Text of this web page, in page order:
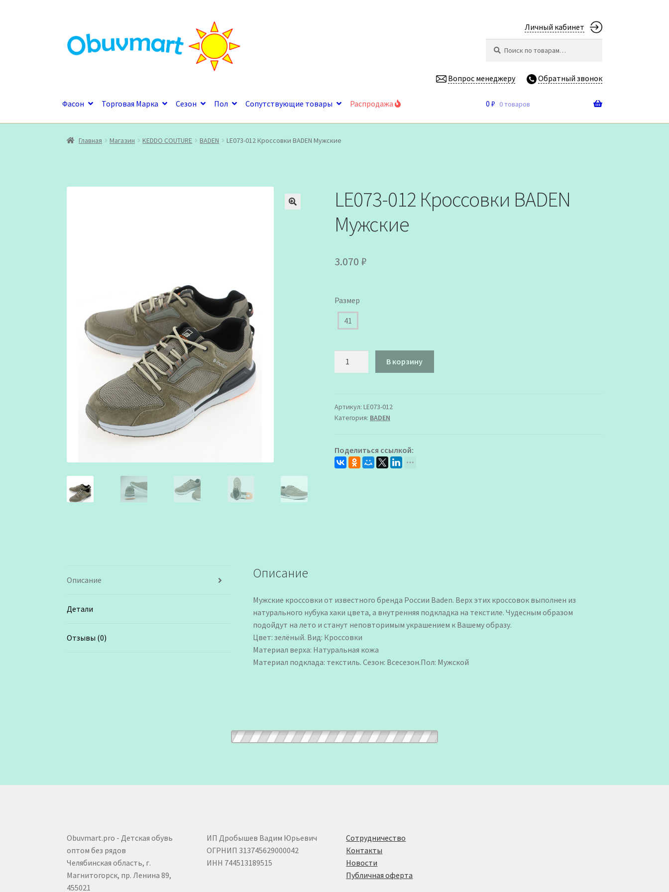
к
навигации
к
содержимому
Личный кабинет
Вопрос менеджеру Обратный звонок
Фасон Торговая Марка Сезон Пол Сопутствующие товары Распродажа 0 ₽ 0 товаров
Главная Магазин KEDDO COUTURE BADEN LE073-012 Кроссовки BADEN Мужские
LE073-012 Кроссовки BADEN
Мужские
3.070 ₽
Размер
41
Кроссовки
BADEN
В корзину
Артикул: LE073-012
Категория: BADEN
Поделиться ссылкой:
Описание
Детали
Отзывы (0)
Описание
Мужские кроссовки от известного бренда России Baden. Верх этих кроссовок выполнен из
натурального нубука хаки цвета, а внутренняя подкладка на текстиле. Чудесным образом
подойдут на лето и станут неповторимым украшением к Вашему образу.
Цвет: зелёный. Вид: Кроссовки
Материал верха: Натуральная кожа
Материал подклада: текстиль. Сезон: Всесезон.Пол: Мужской
Obuvmart.pro - Детская обувь
оптом без рядов
Челябинская область, г.
Магнитогорск, пр. Ленина 89,
455021
ИП Дробышев Вадим Юрьевич
ОГРНИП 313745629000042
ИНН 744513189515
Сотрудничество
Контакты
Новости
Публичная оферта